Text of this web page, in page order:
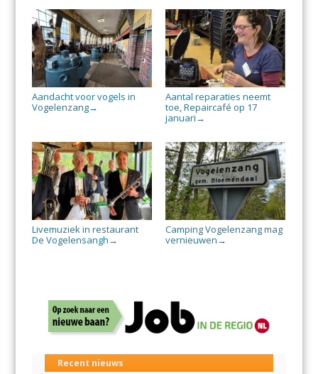
Aandacht voor vogels in
Vogelenzang→
Aantal reparaties neemt
toe, Repaircafé op 17
januari →
Livemuziek in restaurant
De Vogelensangh →
Camping Vogelenzang mag
vernieuwen →
Recent nieuws